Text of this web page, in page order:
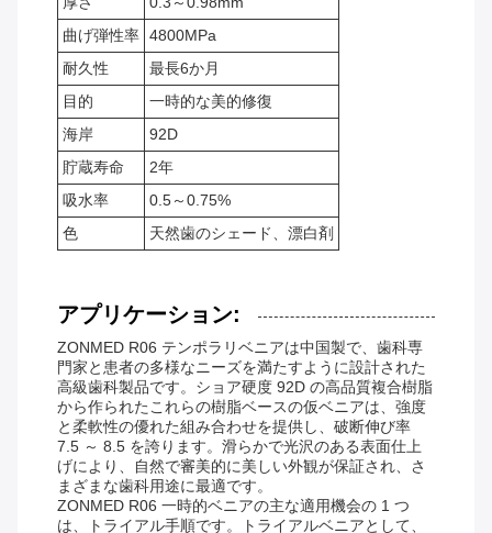
曲げ弾性率 4800MPa
耐久性
最長6か月
目的
一時的な美的修復
海岸
92D
貯蔵寿命
2年
吸水率
0.5～0.75%
色
天然歯のシェード、漂白剤
アプリケーション:
ZONMED R06 テンポラリベニアは中国製で、歯科専
門家と患者の多様なニーズを満たすように設計された
高級歯科製品です。ショア硬度 92D の高品質複合樹脂
から作られたこれらの樹脂ベースの仮ベニアは、強度
と柔軟性の優れた組み合わせを提供し、破断伸び率
7.5 ～ 8.5 を誇ります。滑らかで光沢のある表面仕上
げにより、自然で審美的に美しい外観が保証され、さ
まざまな歯科用途に最適です。
ZONMED R06 一時的ベニアの主な適用機会の 1 つ
は、トライアル手順です。トライアルベニアとして、